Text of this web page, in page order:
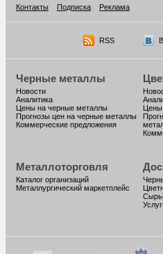
Контакты
Подписка Реклама
RSS
Черные металлы
Новости
Аналитика
Цены на черные металлы
Прогнозы цен на черные металлы
Коммерческие предложения
Цены
Металлоторговля
Каталог организаций
Металлургический маркетплейс